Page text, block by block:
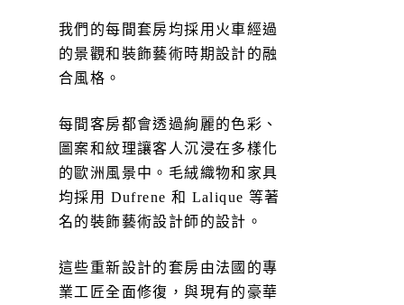
我們的每間套房均採用火車經過
的景觀和裝飾藝術時期設計的融
合風格。
每間客房都會透過絢麗的色彩、
圖案和紋理讓客人沉浸在多樣化
的歐洲風景中。毛絨織物和家具
均採用 Dufrene 和 Lalique 等著
名的裝飾藝術設計師的設計。
這些重新設計的套房由法國的專
業工匠全面修復，與現有的豪華